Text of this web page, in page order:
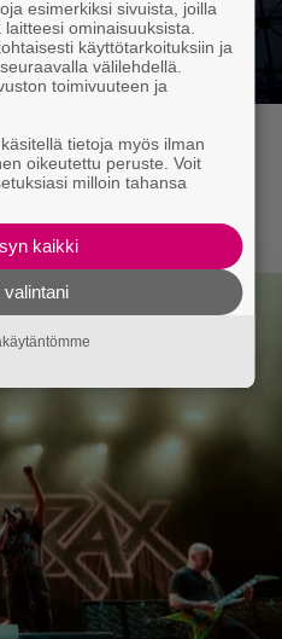
Forgelta
myös
esimerkiksi sivuista, joilla
ominaisuuksista.
käyttötarkoituksiin ja
välilehdellä.
toimivuuteen ja
tietoja myös ilman
oikeutettu peruste. Voit
milloin tahansa
kaikki